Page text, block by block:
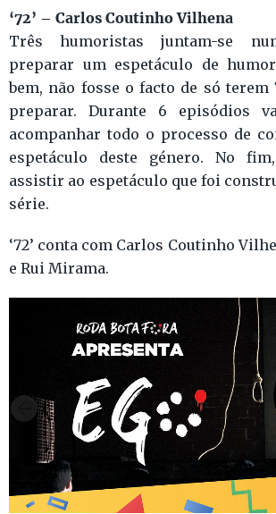
‘72’ – Carlos Coutinho Vilhena
Três humoristas juntam-se
preparar um espetáculo de
bem, não fosse o facto de só terem
preparar. Durante 6 episódios
acompanhar todo o processo de
espetáculo deste género. No
assistir ao espetáculo que foi
série.
‘72’ conta com Carlos Coutinho
e Rui Mirama.